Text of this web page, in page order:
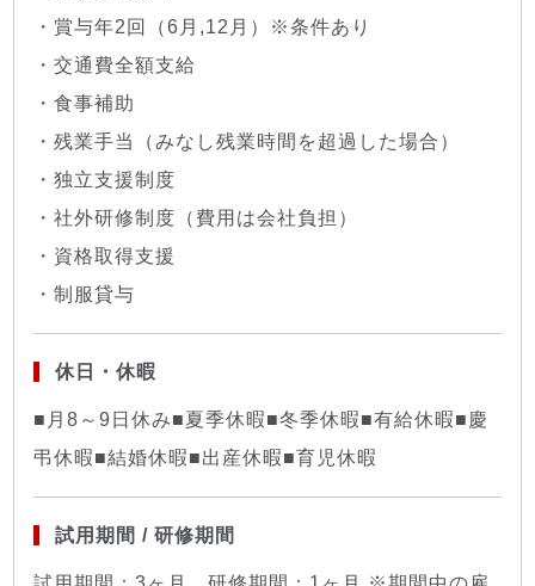
・賞与年2回（6月,12月）※条件あり
・交通費全額支給
・食事補助
・残業手当（みなし残業時間を超過した場合）
・独立支援制度
・社外研修制度（費用は会社負担）
・資格取得支援
・制服貸与
休日・休暇
■月8～9日休み■夏季休暇■冬季休暇■有給休暇■慶
弔休暇■結婚休暇■出産休暇■育児休暇
試用期間 / 研修期間